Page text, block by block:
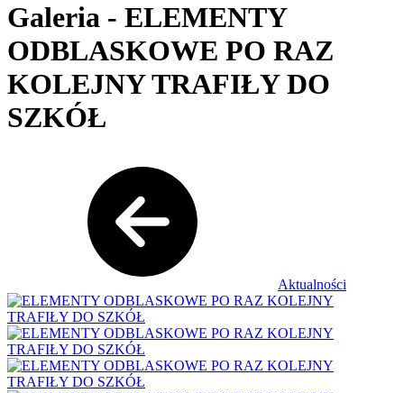
Galeria - ELEMENTY
ODBLASKOWE PO RAZ
KOLEJNY TRAFIŁY DO
SZKÓŁ
Aktualności